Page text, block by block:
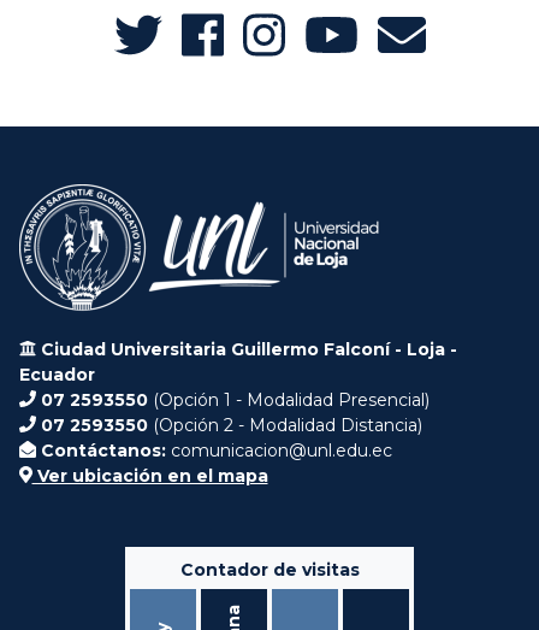
Ciudad Universitaria Guillermo Falconí - Loja -
Ecuador
07 2593550 (Opción 1 - Modalidad Presencial)
07 2593550 (Opción 2 - Modalidad Distancia)
Contáctanos: comunicacion@unl.edu.ec
Ver ubicación en el mapa
Contador de visitas